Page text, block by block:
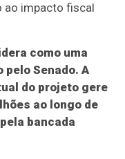
ao impacto fiscal
como uma
Senado. A
do projeto gere
ao longo de
bancada